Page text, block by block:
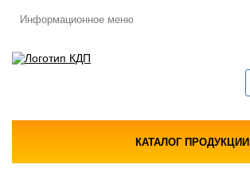
Информационное меню
КАТАЛОГ ПРОДУКЦИИ